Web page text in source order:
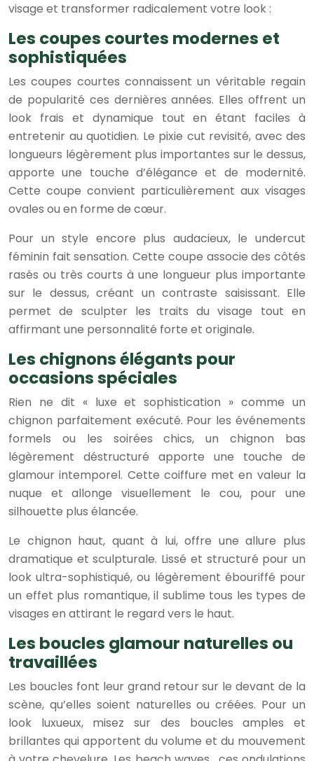
visage et transformer radicalement votre look :
Les coupes courtes modernes et
sophistiquées
Les coupes courtes connaissent un véritable regain
de popularité ces dernières années. Elles offrent un
look frais et dynamique tout en étant faciles à
entretenir au quotidien. Le pixie cut revisité, avec des
longueurs légèrement plus importantes sur le dessus,
apporte une touche d’élégance et de modernité.
Cette coupe convient particulièrement aux visages
ovales ou en forme de cœur.
Pour un style encore plus audacieux, le undercut
féminin fait sensation. Cette coupe associe des côtés
rasés ou très courts à une longueur plus importante
sur le dessus, créant un contraste saisissant. Elle
permet de sculpter les traits du visage tout en
affirmant une personnalité forte et originale.
Les chignons élégants pour
occasions spéciales
Rien ne dit « luxe et sophistication » comme un
chignon parfaitement exécuté. Pour les événements
formels ou les soirées chics, un chignon bas
légèrement déstructuré apporte une touche de
glamour intemporel. Cette coiffure met en valeur la
nuque et allonge visuellement le cou, pour une
silhouette plus élancée.
Le chignon haut, quant à lui, offre une allure plus
dramatique et sculpturale. Lissé et structuré pour un
look ultra-sophistiqué, ou légèrement ébouriffé pour
un effet plus romantique, il sublime tous les types de
visages en attirant le regard vers le haut.
Les boucles glamour naturelles ou
travaillées
Les boucles font leur grand retour sur le devant de la
scène, qu’elles soient naturelles ou créées. Pour un
look luxueux, misez sur des boucles amples et
brillantes qui apportent du volume et du mouvement